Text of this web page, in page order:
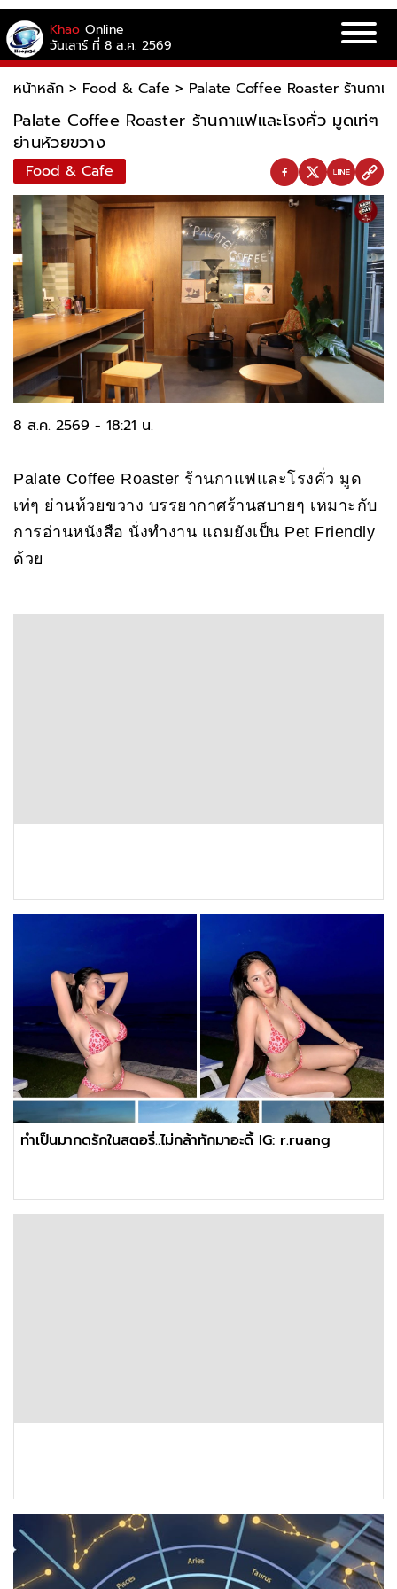
Khao Online
วันเสาร์ ที่ 8 ส.ค. 2569
หน้าหลัก > Food & Cafe > Palate Coffee Roaster ร้านกาแ
Palate Coffee Roaster ร้านกาแฟและโรงคั่ว มูดเท่ๆ
ย่านห้วยขวาง
Food & Cafe
8 ส.ค. 2569 - 18:21 น.
Palate Coffee Roaster ร้านกาแฟและโรงคั่ว มูด
เท่ๆ ย่านห้วยขวาง บรรยากาศร้านสบายๆ เหมาะกับ
การอ่านหนังสือ นั่งทำงาน แถมยังเป็น Pet Friendly
ด้วย
ทำเป็นมากดรักในสตอรี่..ไม่กล้าทักมาอะดิ้ IG: r.ruang